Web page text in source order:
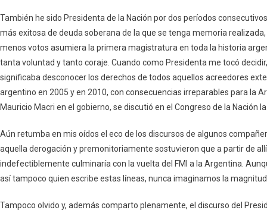
También he sido Presidenta de la Nación por dos períodos
más exitosa de deuda soberana de la que se tenga memoria
menos votos asumiera la primera magistratura en toda la historia
tanta voluntad y tanto coraje. Cuando como Presidenta me tocó
significaba desconocer los derechos de todos aquellos acreedores
argentino en 2005 y en 2010, con consecuencias irreparables para la
Mauricio Macri en el gobierno, se discutió en el Congreso de la Nación
Aún retumba en mis oídos el eco de los discursos de algunos
aquella derogación y premonitoriamente sostuvieron que a partir de
indefectiblemente culminaría con la vuelta del FMI a la Argentina.
así tampoco quien escribe estas líneas, nunca imaginamos la
Tampoco olvido y, además comparto plenamente, el discurso del